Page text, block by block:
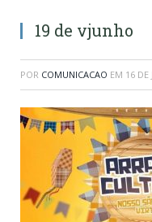
19 de vjunho
POR COMUNICACAO EM 16 DE